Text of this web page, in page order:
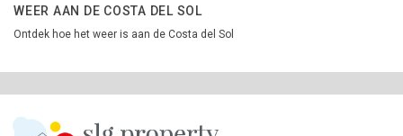
WEER AAN DE COSTA DEL SOL
Ontdek hoe het weer is aan de Costa del Sol